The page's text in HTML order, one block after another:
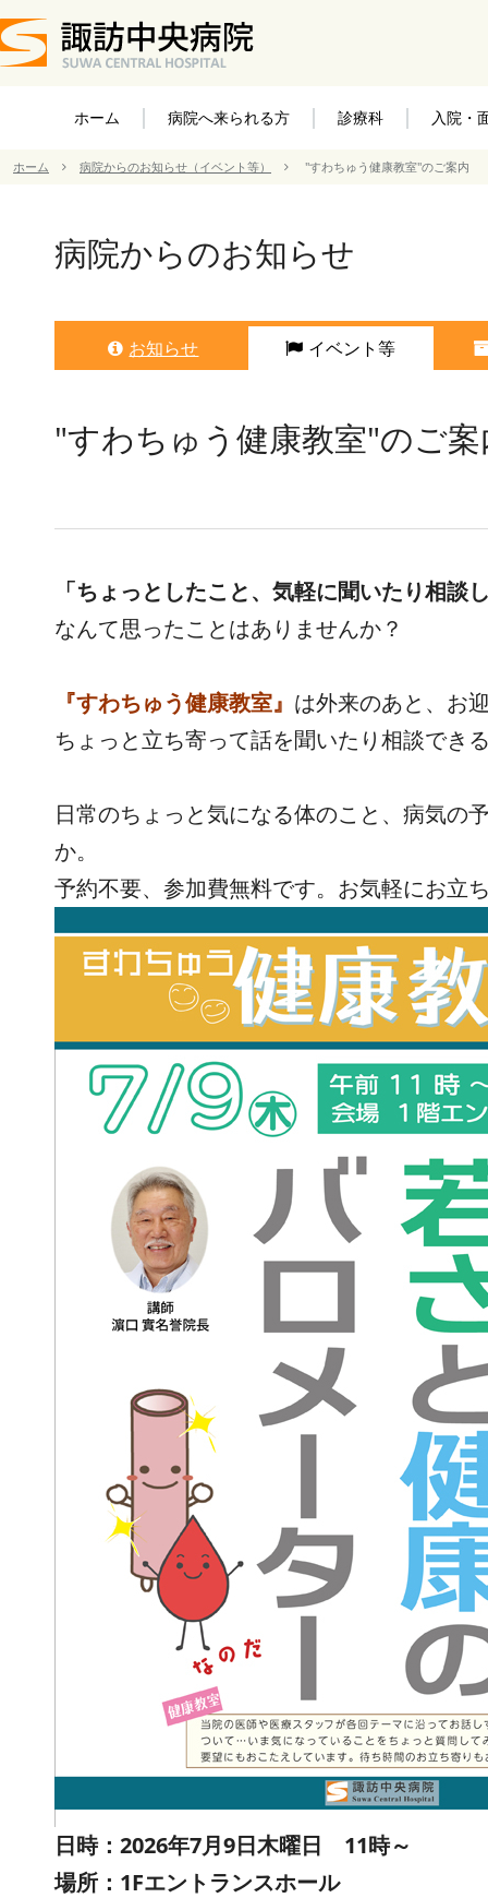
ホーム 病院へ来られる方 診療科 入院・
ホーム 病院からのお知らせ（イベント等） "すわちゅう健康教室"のご案内
病院からのお知らせ
お知らせ イベント等
"すわちゅう健康教室"のご
「ちょっとしたこと、気軽に聞いたり相談
なんて思ったことはありませんか？
『すわちゅう健康教室』 は外来のあと、お
ちょっと立ち寄って話を聞いたり相談でき
日常のちょっと気になる体のこと、病気の
か。
予約不要、参加費無料です。お気軽にお立
日時：2026年7月9日木曜日 11時～
場所：1Fエントランスホール